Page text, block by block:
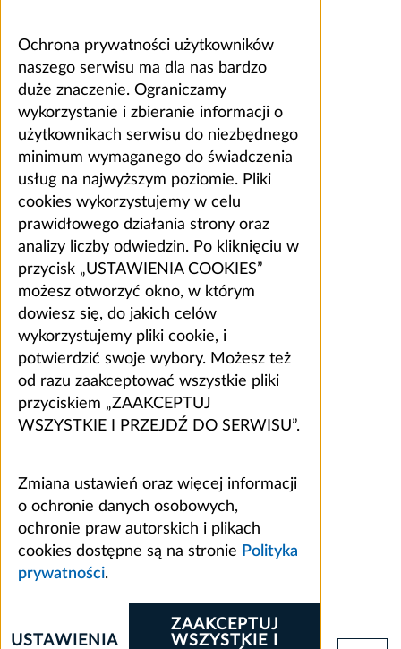
Ochrona prywatności użytkowników
naszego serwisu ma dla nas bardzo
duże znaczenie. Ograniczamy
wykorzystanie i zbieranie informacji o
użytkownikach serwisu do niezbędnego
minimum wymaganego do świadczenia
usług na najwyższym poziomie. Pliki
cookies wykorzystujemy w celu
prawidłowego działania strony oraz
analizy liczby odwiedzin. Po kliknięciu w
przycisk „USTAWIENIA COOKIES”
możesz otworzyć okno, w którym
dowiesz się, do jakich celów
wykorzystujemy pliki cookie, i
potwierdzić swoje wybory. Możesz też
od razu zaakceptować wszystkie pliki
przyciskiem „ZAAKCEPTUJ
WSZYSTKIE I PRZEJDŹ DO SERWISU”.
Zmiana ustawień oraz więcej informacji
o ochronie danych osobowych,
ochronie praw autorskich i plikach
cookies dostępne są na stronie Polityka
prywatności.
ZAAKCEPTUJ
WSZYSTKIE I
USTAWIENIA